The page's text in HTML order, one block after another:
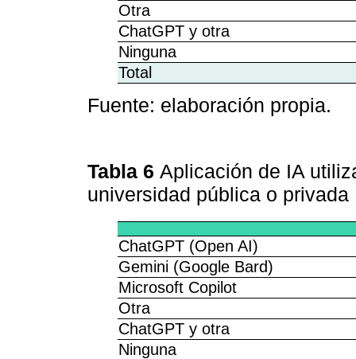
Otra
ChatGPT y otra
Ninguna
Total
Fuente: elaboración propia.
Tabla 6 Aplicación de IA
universidad pública o privada
ChatGPT (Open AI)
Gemini (Google Bard)
Microsoft Copilot
Otra
ChatGPT y otra
Ninguna